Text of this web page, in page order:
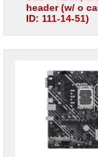
Системы
хранения
данных
панели
Проекторы
лампы
header (w/ o
ID: 111-14-51)